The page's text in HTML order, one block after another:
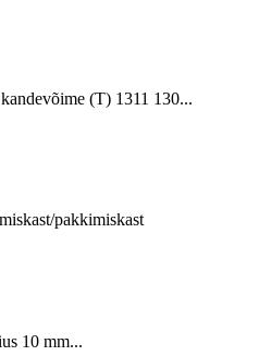
(T) 1311 130...
pakkimiskast
10 mm...